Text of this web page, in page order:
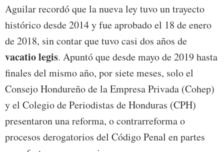
Aguilar recordó que la nueva ley tuvo un trayecto
histórico desde 2014 y fue aprobado el 18 de enero
de 2018, sin contar que tuvo casi dos años de
vacatio legis. Apuntó que desde mayo de 2019 hasta
finales del mismo año, por siete meses, solo el
Consejo Hondureño de la Empresa Privada (Cohep)
y el Colegio de Periodistas de Honduras (CPH)
presentaron una reforma, o contrarreforma o
procesos derogatorios del Código Penal en partes